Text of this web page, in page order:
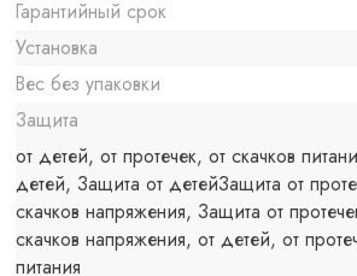
Гарантийный срок
Установка
Вес без упаковки
Защита
от детей, от протечек, от скачков
детей, Защита от детейЗащита от
скачков напряжения, Защита от
скачков напряжения, от детей, от
питания